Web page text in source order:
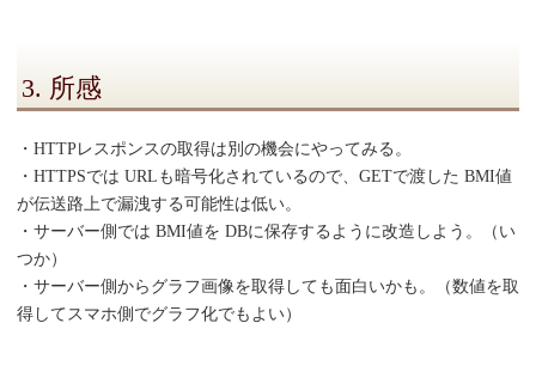
3. 所感
・HTTPレスポンスの取得は別の機会にやってみる。
・HTTPSでは URLも暗号化されているので、GETで渡した BMI値
が伝送路上で漏洩する可能性は低い。
・サーバー側では BMI値を DBに保存するように改造しよう。（い
つか）
・サーバー側からグラフ画像を取得しても面白いかも。（数値を取
得してスマホ側でグラフ化でもよい）